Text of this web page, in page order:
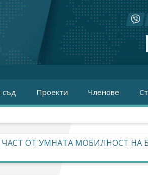
съд Проекти Членове
ОТ УМНАТА МОБИЛНОСТ НА